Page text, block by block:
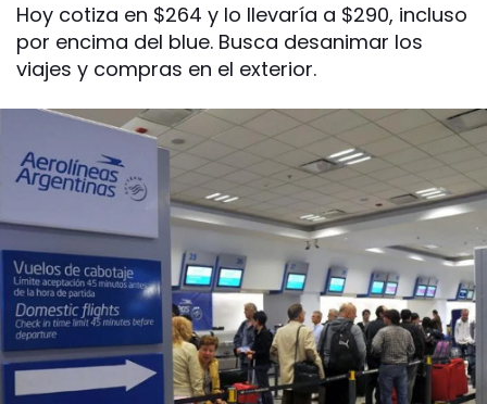
Hoy cotiza en $264 y lo llevaría a $290, incluso
por encima del blue. Busca desanimar los
viajes y compras en el exterior.